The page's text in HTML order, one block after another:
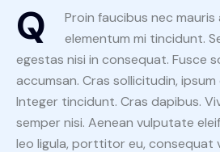
Q
Proin faucibus nec mauris
elementum mi tincidunt.
egestas nisi in consequat. Fusce
accumsan. Cras sollicitudin,
Integer tincidunt. Cras dapibus.
semper nisi. Aenean vulputate
leo ligula, porttitor eu, consequat